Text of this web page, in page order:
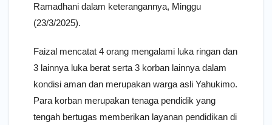
Ramadhani dalam keterangannya, Minggu
(23/3/2025).
Faizal mencatat 4 orang mengalami luka ringan dan
3 lainnya luka berat serta 3 korban lainnya dalam
kondisi aman dan merupakan warga asli Yahukimo.
Para korban merupakan tenaga pendidik yang
tengah bertugas memberikan layanan pendidikan di